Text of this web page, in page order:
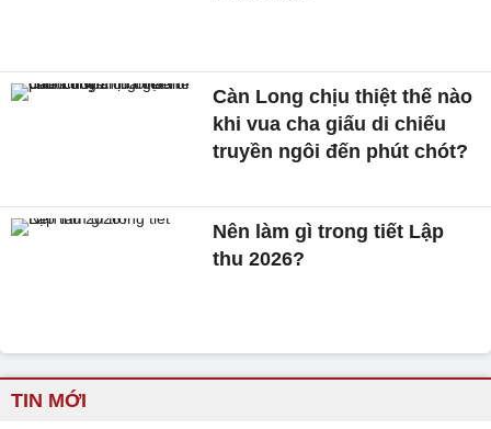
Càn Long chịu thiệt thế nào
khi vua cha giấu di chiếu
truyền ngôi đến phút chót?
Nên làm gì trong tiết Lập
thu 2026?
TIN MỚI